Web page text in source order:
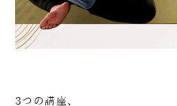
3つの講座、
火曜日～日曜日 / 8：00～20：00